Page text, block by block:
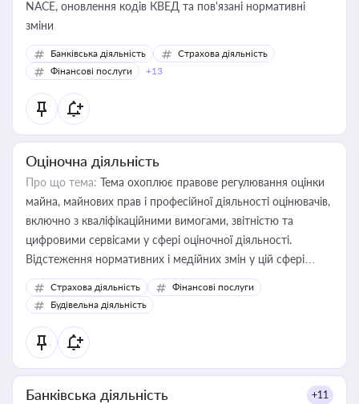
NACE, оновлення кодів КВЕД та пов'язані нормативні
зміни
Банківська діяльність
Страхова діяльність
Фінансові послуги
+13
Оціночна діяльність
Про що тема: Тема охоплює правове регулювання оцінки
майна, майнових прав і професійної діяльності оцінювачів,
включно з кваліфікаційними вимогами, звітністю та
цифровими сервісами у сфері оціночної діяльності.
Відстеження нормативних і медійних змін у цій сфері
корисне для власника бізнесу, керівника, юриста або
бухгалтера під час оподаткування, приватизації, оренди
державного майна, корпоративних угод і перевірки
статусу суб'єктів оціночної діяльності
Страхова діяльність
Фінансові послуги
Будівельна діяльність
Банківська діяльність +11